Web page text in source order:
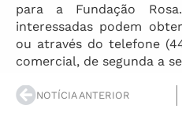
para a Fundação
interessadas podem
ou através do telefone
comercial, de segunda a
NOTÍCIA ANTERIOR